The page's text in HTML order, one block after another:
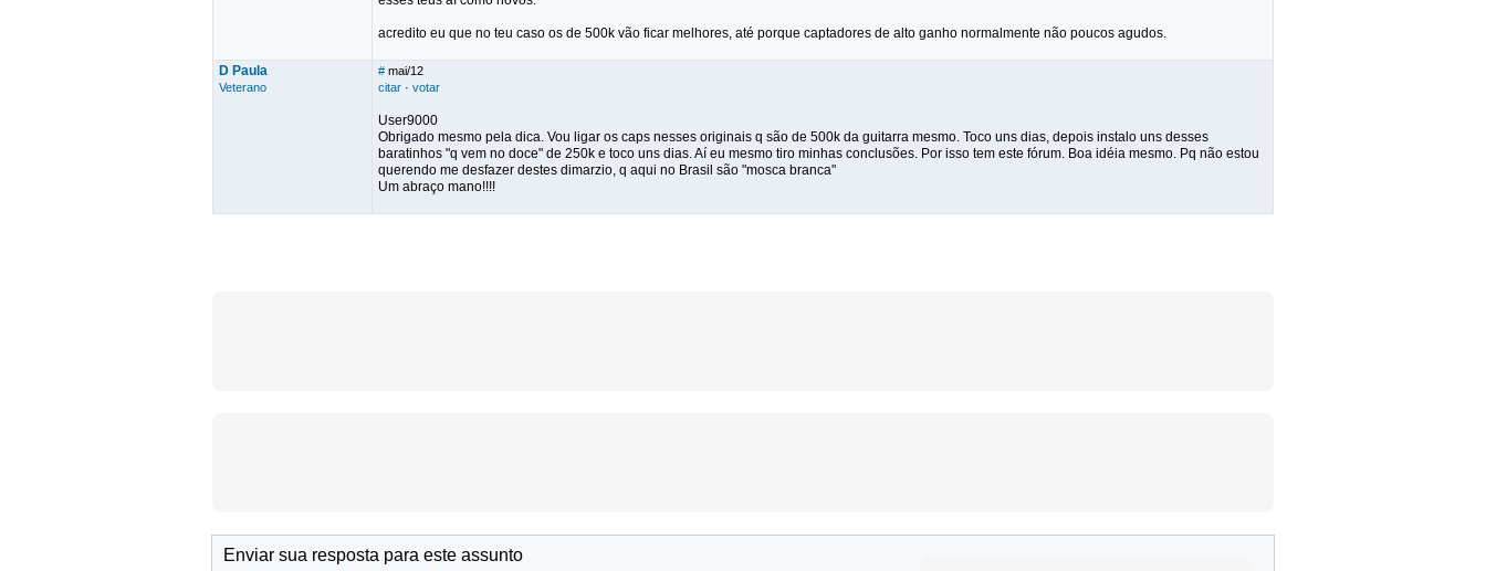
acredito eu que no teu caso os de 500k vão ficar melhores, até porque captadores de alto ganho normalmente não poucos agudos.
D Paula
Veterano
# mai/12
citar · votar
User9000
Obrigado mesmo pela dica. Vou ligar os caps nesses originais q são de 500k da guitarra mesmo. Toco uns dias, depois instalo uns desses
baratinhos "q vem no doce" de 250k e toco uns dias. Aí eu mesmo tiro minhas conclusões. Por isso tem este fórum. Boa idéia mesmo. Pq não estou
querendo me desfazer destes dimarzio, q aqui no Brasil são "mosca branca"
Um abraço mano!!!!
Enviar sua resposta para este assunto